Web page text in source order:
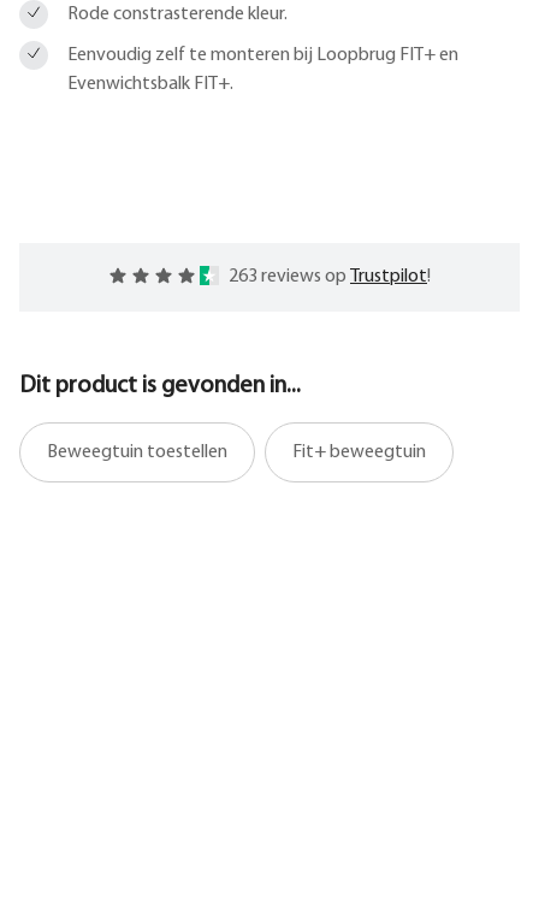
Rode constrasterende kleur.
Eenvoudig zelf te monteren bij Loopbrug FIT+ en
Evenwichtsbalk FIT+.
263 reviews op Trustpilot!
Dit product is gevonden in...
Beweegtuin toestellen Fit+ beweegtuin